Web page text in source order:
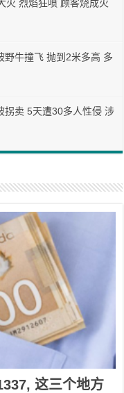
火 烈焰狂喷 顾客烧成火
野牛撞飞 抛到2米多高 多
拐卖 5天遭30多人性侵 涉
这三个地方